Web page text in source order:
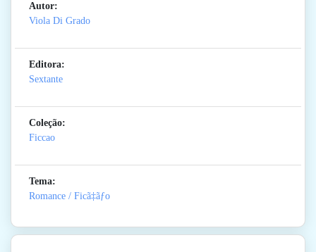
Autor:
Viola Di Grado
Editora:
Sextante
Coleção:
Ficcao
Tema:
Romance / Ficã‡ãƒo